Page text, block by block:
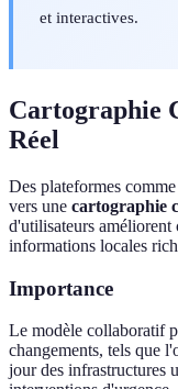
et interactives.
Cartographie
Réel
Des plateformes comme
vers une cartographie
d'utilisateurs améliorent
informations locales
Importance
Le modèle collaboratif
changements, tels que
jour des infrastructures